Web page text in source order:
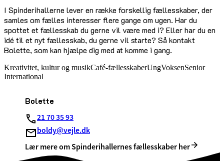
I Spinderihallerne lever en række forskellig fællesskaber, der
samles om fælles interesser flere gange om ugen. Har du
spottet et fællesskab du gerne vil være med i? Eller har du en
idé til et nyt fællesskab, du gerne vil starte? Så kontakt
Bolette, som kan hjælpe dig med at komme i gang.
Kreativitet, kultur og musikCafé-fællesskaberUngVoksenSenior
International
Bolette
21 70 35 93
boldy@vejle.dk
Lær mere om Spinderihallernes fællesskaber her